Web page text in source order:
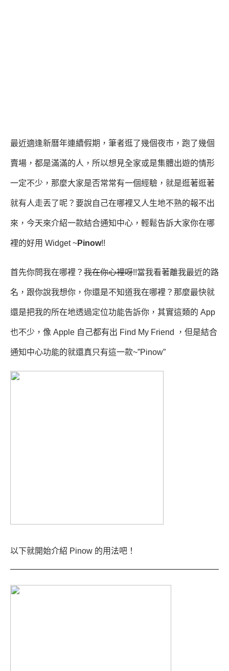
最近適逢新曆年連續假期，筆者逛了幾個夜市，跑了幾個
賣場，都是滿滿的人，所以想見全家或是集體出遊的情形
一定不少，那麼大家是否常常有一個經驗，就是逛著逛著
就有人走丟了呢？要說自己在哪裡又人生地不熟的報不出
來，今天來介紹一款結合通知中心，輕鬆告訴大家你在哪
裡的好用 Widget ~Pinow!!
首先你問我在哪裡？ 我在你心裡呀!!當我看著離我最近的路
名，跟你說我想你，你還是不知道我在哪裡？那麼最快就
還是把我的所在地透過定位功能告訴你，其實這類的 App
也不少，像 Apple 自己都有出 Find My Friend ，但是結合
通知中心功能的就還真只有這一款~”Pinow”
以下就開始介紹 Pinow 的用法吧！